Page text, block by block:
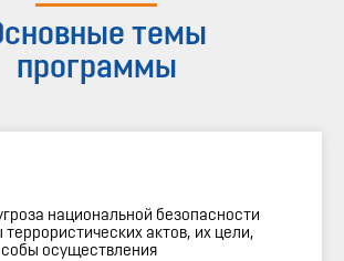
темы
программы
национальной безопасности
актов, их цели,
осуществления